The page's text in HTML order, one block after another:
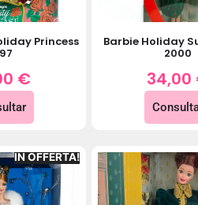
Princess
€
Barbie Holiday
2000
34,00
IN OFFERTA!